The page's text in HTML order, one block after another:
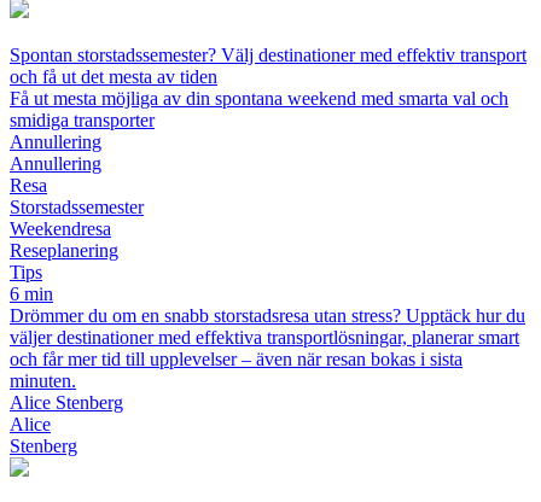
Spontan storstadssemester? Välj destinationer med effektiv transport
och få ut det mesta av tiden
Få ut mesta möjliga av din spontana weekend med smarta val och
smidiga transporter
Annullering
Annullering
Resa
Storstadssemester
Weekendresa
Reseplanering
Tips
6 min
Drömmer du om en snabb storstadsresa utan stress? Upptäck hur du
väljer destinationer med effektiva transportlösningar, planerar smart
och får mer tid till upplevelser – även när resan bokas i sista
minuten.
Alice Stenberg
Alice
Stenberg